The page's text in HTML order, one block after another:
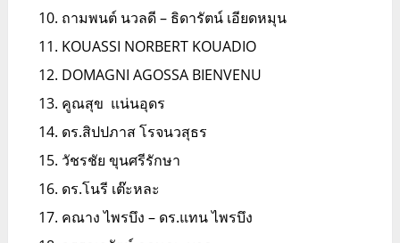
ถามพนต์ นวลดี – ธิดารัตน์ เอียดหมุน
KOUASSI NORBERT KOUADIO
DOMAGNI AGOSSA BIENVENU
คูณสุข แน่นอุดร
ดร.สิปปภาส โรจนวสุธร
วัชรชัย ขุนศรีรักษา
ดร.โนรี เต๊ะหละ
คณาง ไพรบึง – ดร.แทน ไพรบึง